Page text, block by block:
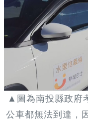
▲圖為南投縣政府
公車都無法到達，